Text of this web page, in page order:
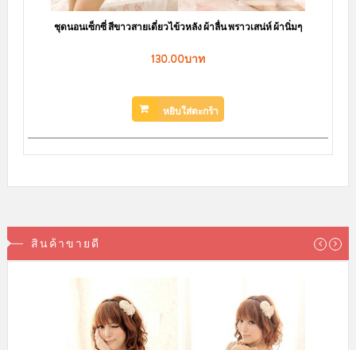
ชุดนอนเซ็กซี่ สีขาวสายเดี่ยวไข้วหลัง ผ้าลื่น พราวเสน่ห์ ผ้านิ่มๆ
130.00บาท
หยิบใส่ตะกร้า
สินค้าขายดี